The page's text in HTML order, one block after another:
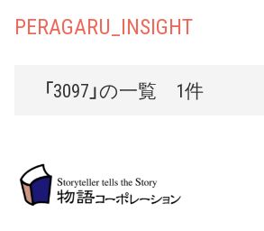
PERAGARU_INSIGHT
「3097」の一覧 1件